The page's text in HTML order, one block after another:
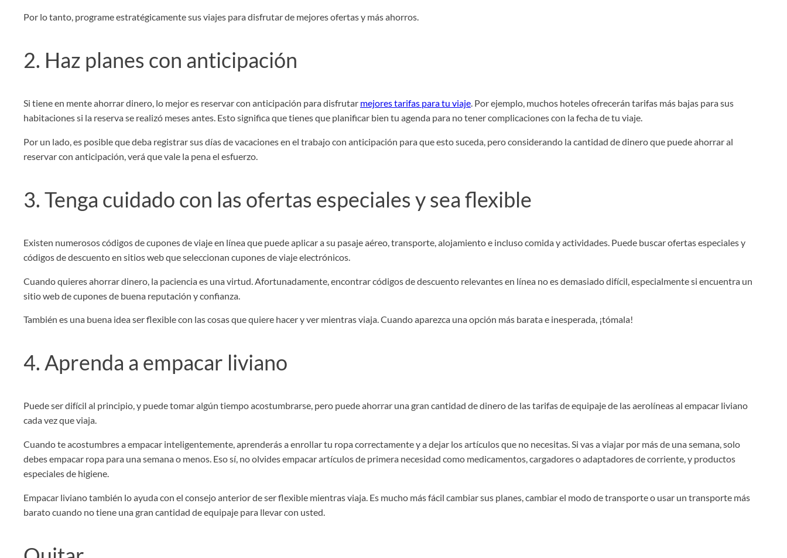
Por lo tanto, programe estratégicamente sus viajes para disfrutar de mejores ofertas y más ahorros.
2. Haz planes con anticipación
Si tiene en mente ahorrar dinero, lo mejor es reservar con anticipación para disfrutar mejores tarifas para tu viaje . Por ejemplo, muchos hoteles ofrecerán tarifas más bajas para sus
habitaciones si la reserva se realizó meses antes. Esto significa que tienes que planificar bien tu agenda para no tener complicaciones con la fecha de tu viaje.
Por un lado, es posible que deba registrar sus días de vacaciones en el trabajo con anticipación para que esto suceda, pero considerando la cantidad de dinero que puede ahorrar al
reservar con anticipación, verá que vale la pena el esfuerzo.
3. Tenga cuidado con las ofertas especiales y sea flexible
Existen numerosos códigos de cupones de viaje en línea que puede aplicar a su pasaje aéreo, transporte, alojamiento e incluso comida y actividades. Puede buscar ofertas especiales y
códigos de descuento en sitios web que seleccionan cupones de viaje electrónicos.
Cuando quieres ahorrar dinero, la paciencia es una virtud. Afortunadamente, encontrar códigos de descuento relevantes en línea no es demasiado difícil, especialmente si encuentra un
sitio web de cupones de buena reputación y confianza.
También es una buena idea ser flexible con las cosas que quiere hacer y ver mientras viaja. Cuando aparezca una opción más barata e inesperada, ¡tómala!
4. Aprenda a empacar liviano
Puede ser difícil al principio, y puede tomar algún tiempo acostumbrarse, pero puede ahorrar una gran cantidad de dinero de las tarifas de equipaje de las aerolíneas al empacar liviano
cada vez que viaja.
Cuando te acostumbres a empacar inteligentemente, aprenderás a enrollar tu ropa correctamente y a dejar los artículos que no necesitas. Si vas a viajar por más de una semana, solo
debes empacar ropa para una semana o menos. Eso sí, no olvides empacar artículos de primera necesidad como medicamentos, cargadores o adaptadores de corriente, y productos
especiales de higiene.
Empacar liviano también lo ayuda con el consejo anterior de ser flexible mientras viaja. Es mucho más fácil cambiar sus planes, cambiar el modo de transporte o usar un transporte más
barato cuando no tiene una gran cantidad de equipaje para llevar con usted.